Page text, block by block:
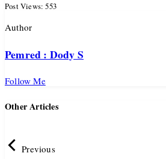
Post Views: 553
Author
Pemred : Dody S
Follow Me
Other Articles
Previous